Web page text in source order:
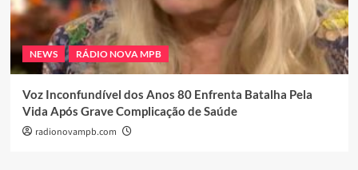
NEWS RÁDIO NOVA MPB
Voz Inconfundível dos Anos 80 Enfrenta Batalha Pela
Vida Após Grave Complicação de Saúde
radionovampb.com